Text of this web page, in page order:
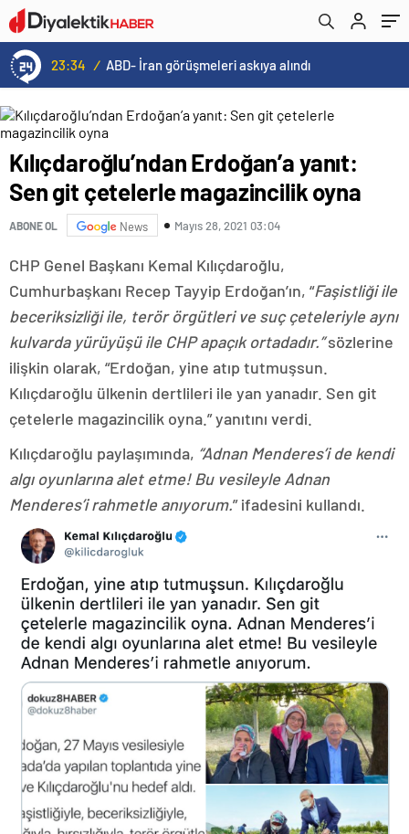
23:34 / ABD- İran görüşmeleri askıya alındı
Kılıçdaroğlu’ndan Erdoğan’a yanıt:
Sen git çetelerle magazincilik oyna
ABONE OL News Mayıs 28, 2021 03:04
CHP Genel Başkanı Kemal Kılıçdaroğlu,
Cumhurbaşkanı Recep Tayyip Erdoğan’ın, “Faşistliği ile
beceriksizliği ile, terör örgütleri ve suç çeteleriyle aynı
kulvarda yürüyüşü ile CHP apaçık ortadadır.”sözlerine
ilişkin olarak, “Erdoğan, yine atıp tutmuşsun.
Kılıçdaroğlu ülkenin dertlileri ile yan yanadır. Sen git
çetelerle magazincilik oyna.” yanıtını verdi.
Kılıçdaroğlu paylaşımında, “Adnan Menderes’i de kendi
algı oyunlarına alet etme! Bu vesileyle Adnan
Menderes’i rahmetle anıyorum.” ifadesini kullandı.